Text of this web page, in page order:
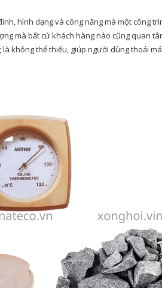
hình dạng và công năng mà một công
mà bất cứ khách hàng nào cũng quan
là không thể thiếu, giúp người dùng thoải